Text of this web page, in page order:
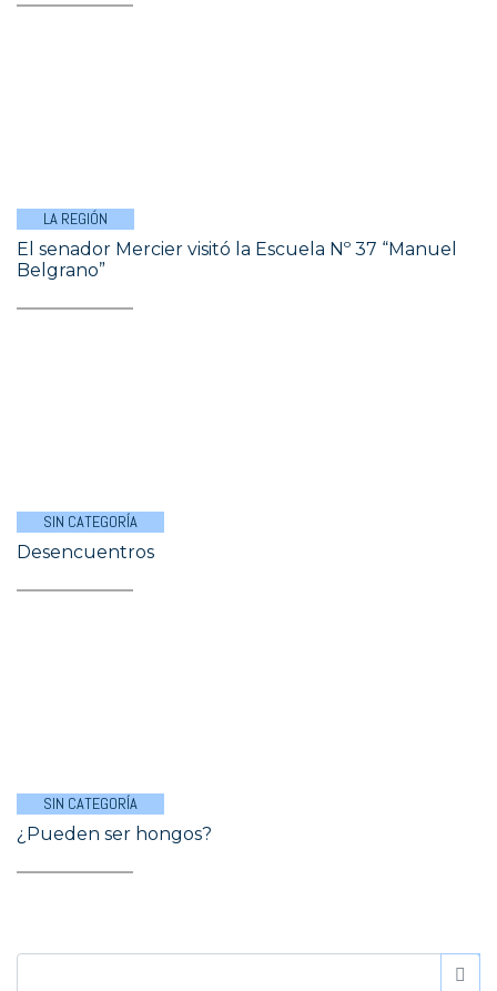
LA REGIÓN
El senador Mercier visitó la Escuela Nº 37 “Manuel
Belgrano”
SIN CATEGORÍA
Desencuentros
SIN CATEGORÍA
¿Pueden ser hongos?